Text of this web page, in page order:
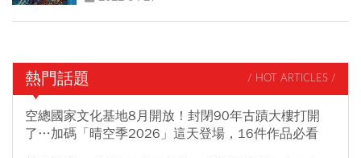
熱門話題 / HOT ARTICLES /
空總國家文化基地8月開放！封閉90年古蹟大樓打開
了…加碼「晴空季2026」這天登場，16件作品必看